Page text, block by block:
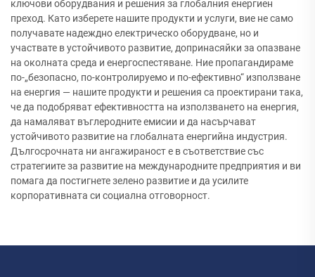
ключови оборудвания и решения за глобалния енергиен
преход. Като изберете нашите продукти и услуги, вие не само
получавате надеждно електрическо оборудване, но и
участвате в устойчивото развитие, допринасяйки за опазване
на околната среда и енергоспестяване. Ние пропагандираме
по-„безопасно, по-контролируемо и по-ефективно“ използване
на енергия — нашите продукти и решения са проектирани така,
че да подобряват ефективността на използването на енергия,
да намаляват въглеродните емисии и да насърчават
устойчивото развитие на глобалната енергийна индустрия.
Дългосрочната ни ангажираност е в съответствие със
стратегиите за развитие на международните предприятия и ви
помага да постигнете зелено развитие и да усилите
корпоративната си социална отговорност.